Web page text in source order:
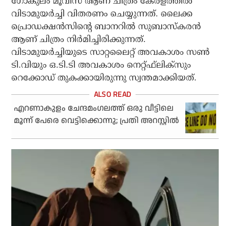
വിടാമുയര്‍ച്ചി വിതരണം ചെയ്യുന്നത്. ലൈക്ക
പ്രൊഡക്ഷന്‍സിന്റെ ബാനറില്‍ സുബാസ്‌കരന്‍
ആണ് ചിത്രം നിര്‍മിച്ചിരിക്കുന്നത്.
വിടാമുയര്‍ച്ചിയുടെ സാറ്റലൈറ്റ് അവകാശം സണ്‍
ടി.വിയും ഒ.ടി.ടി അവകാശം നെറ്റ്ഫ്‌ലിക്‌സും
റെക്കോഡ് തുകക്കായിരുന്നു സ്വന്തമാക്കിയത്.
എറണാകുളം ചേന്ദമംഗലത്ത് ഒരു വീട്ടിലെ
മൂന്ന് പേരെ വെട്ടിക്കൊന്നു; പ്രതി അറസ്റ്റിൽ